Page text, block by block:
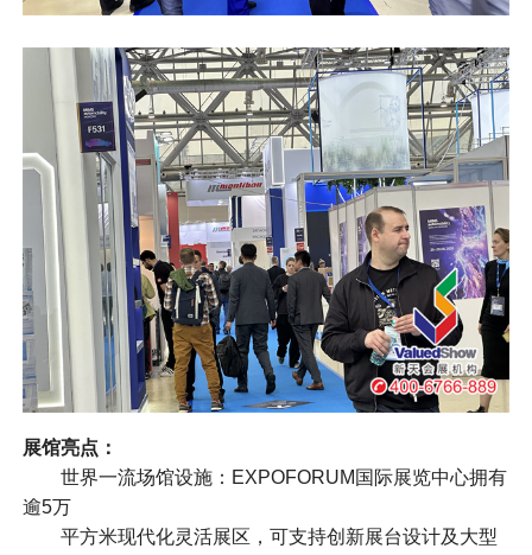
展馆亮点：
世界一流场馆设施：EXPOFORUM国际展览中心拥有
逾5万
平方米现代化灵活展区，可支持创新展台设计及大型